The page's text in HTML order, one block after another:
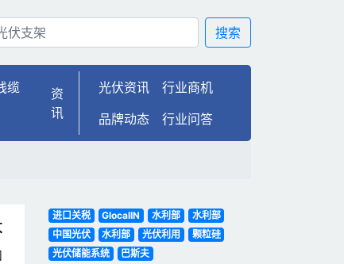
搜索
缆
资
讯
光伏资讯
行业商机
品牌动态
行业问答
进口关税 GlocalIN 水利部
水利部
中国光伏
水利部 光伏利用
颗粒硅
光伏储能系统
巴斯夫